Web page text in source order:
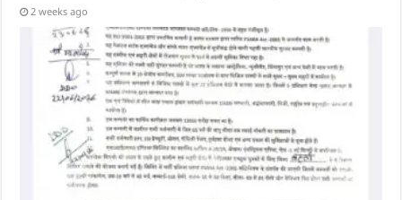
2 weeks ago